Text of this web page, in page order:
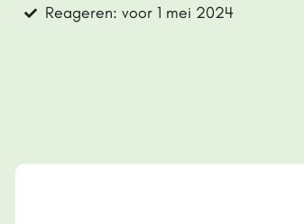
Reageren: voor 1 mei 2024